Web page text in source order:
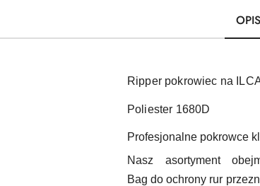
OPIS
Ripper pokrowiec na
Poliester 1680D
Profesjonalne pokrowce
Nasz asortyment
Bag do ochrony rur